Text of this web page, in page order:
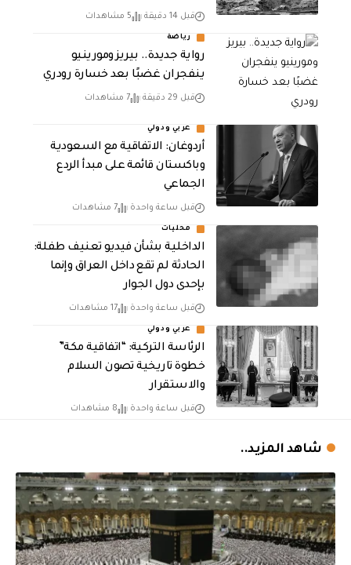
قبل 14 دقيقة 5 مشاهدات
رياضة
رواية جديدة.. بيريز ومورينيو
ينفجران غضبًا بعد خسارة رودري
قبل 29 دقيقة 7 مشاهدات
عربي ودولي
أردوغان: الاتفاقية مع السعودية
وباكستان قائمة على مبدأ الردع
الجماعي
قبل ساعة واحدة 7 مشاهدات
محليات
الداخلية بشأن فيديو تعنيف طفلة:
الحادثة لم تقع داخل العراق وإنما
بإحدى دول الجوار
قبل ساعة واحدة 17 مشاهدات
عربي ودولي
الرئاسة التركية: “اتفاقية مكة”
خطوة تاريخية تصون السلام
والاستقرار
قبل ساعة واحدة 8 مشاهدات
شاهد المزيد..